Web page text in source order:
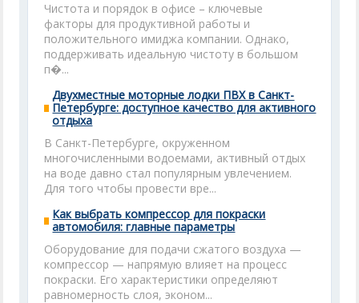
Чистота и порядок в офисе – ключевые
факторы для продуктивной работы и
положительного имиджа компании. Однако,
поддерживать идеальную чистоту в большом
п�...
Двухместные моторные лодки ПВХ в Санкт-
Петербурге: доступное качество для активного
отдыха
В Санкт-Петербурге, окруженном
многочисленными водоемами, активный отдых
на воде давно стал популярным увлечением.
Для того чтобы провести вре...
Как выбрать компрессор для покраски
автомобиля: главные параметры
Оборудование для подачи сжатого воздуха —
компрессор — напрямую влияет на процесс
покраски. Его характеристики определяют
равномерность слоя, эконом...